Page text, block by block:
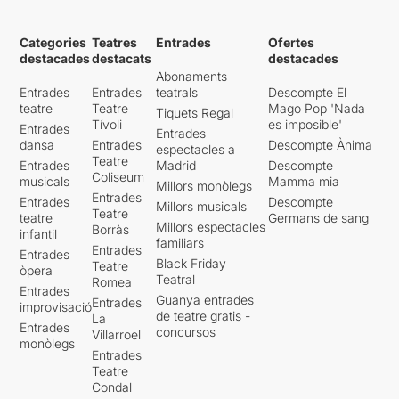
Categories
destacades
Entrades
teatre
Entrades
dansa
Entrades
musicals
Entrades
teatre
infantil
Entrades
òpera
Entrades
improvisació
Entrades
monòlegs
Teatres
destacats
Entrades
Teatre
Tívoli
Entrades
Teatre
Coliseum
Entrades
Teatre
Borràs
Entrades
Teatre
Romea
Entrades
La
Villarroel
Entrades
Teatre
Condal
Entrades
Abonaments
teatrals
Tiquets Regal
Entrades
espectacles a
Madrid
Millors monòlegs
Millors musicals
Millors espectacles
familiars
Black Friday
Teatral
Guanya entrades
de teatre gratis -
concursos
Ofertes
destacades
Descompte El
Mago Pop 'Nada
es imposible'
Descompte Ànima
Descompte
Mamma mia
Descompte
Germans de sang